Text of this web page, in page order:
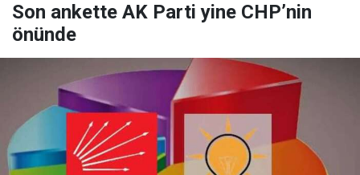
Son ankette AK Parti yine CHP’nin
önünde